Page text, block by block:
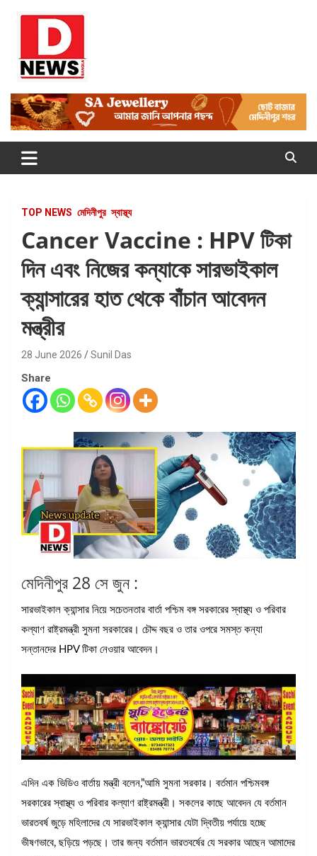
Dnews
#Medinipur24X7News
TOP NEWS মেদিনীপুর স্বাস্থ্য
Cancer Vaccine : HPV টিকা
দিন এবং নিজের কন্যাকে সারভাইকাল
ক্যান্সারের হাত থেকে বাঁচান আবেদন
মন্ত্রীর
28 June 2026 Sunil Das
Share
মেদিনীপুর 28 সে জুন :
সারভাইকাল ক্যান্সার নিয়ে সচেতনতার বার্তা পশ্চিম বঙ্গ সরকারের স্বাস্থ্য ও পরিবার
কল্যাণ রাষ্ট্রমন্ত্রী সুমনা সরকারের। চৌদ্দ বছর ও তার ওপরে সমস্ত কন্যা
সন্তানদের HPV টিকা নেওয়ার আবেদন।
এদিন এক ভিডিও বার্তায় মন্ত্রী বলেন,”আমি সুমনা সরকার। বর্তমান পশ্চিমবঙ্গ
সরকারের স্বাস্থ্য ও পরিবার কল্যাণ রাষ্ট্রমন্ত্রী। সকলের কাছে আবেদন যে বর্তমান
ভারতবর্ষ জুড়ে মহিলাদের যে সারভাইকাল ক্যান্সার যেটা দ্বিতীয় পর্যায়ে হচ্ছে
ভীষণভাবে, ছড়িয়ে পড়ছে। তার জন্য বর্তমান ভারতবর্ষের যে সরকার আছেন আমাদের